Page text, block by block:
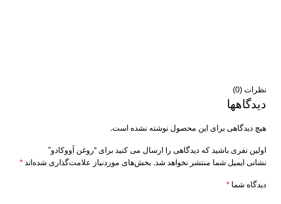
نظرات (0)
دیدگاهها
هیچ دیدگاهی برای این محصول نوشته نشده است.
اولین نفری باشید که دیدگاهی را ارسال می کنید برای “روغن آووکادو”
نشانی ایمیل شما منتشر نخواهد شد. بخش‌های موردنیاز علامت‌گذاری شده‌اند *
دیدگاه شما *